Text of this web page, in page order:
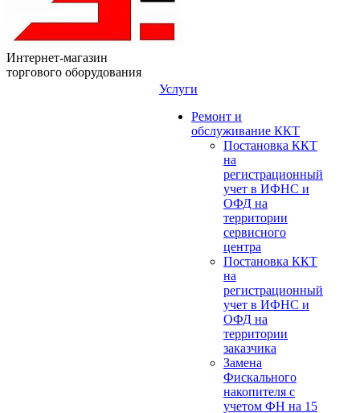
Интернет-магазин
торгового оборудования
Услуги
Ремонт и
обслуживание ККТ
Постановка ККТ
на
регистрационный
учет в ИФНС и
ОФД на
территории
сервисного
центра
Постановка ККТ
на
регистрационный
учет в ИФНС и
ОФД на
территории
заказчика
Замена
Фискального
накопителя с
учетом ФН на 15